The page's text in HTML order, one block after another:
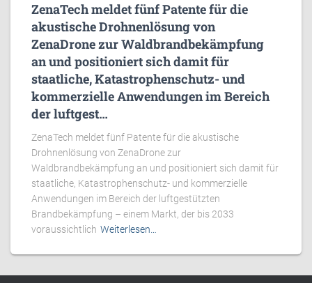
ZenaTech meldet fünf Patente für die
akustische Drohnenlösung von
ZenaDrone zur Waldbrandbekämpfung
an und positioniert sich damit für
staatliche, Katastrophenschutz- und
kommerzielle Anwendungen im Bereich
der luftgest…
ZenaTech meldet fünf Patente für die akustische
Drohnenlösung von ZenaDrone zur
Waldbrandbekämpfung an und positioniert sich damit für
staatliche, Katastrophenschutz- und kommerzielle
Anwendungen im Bereich der luftgestützten
Brandbekämpfung – einem Markt, der bis 2033
voraussichtlich Weiterlesen…